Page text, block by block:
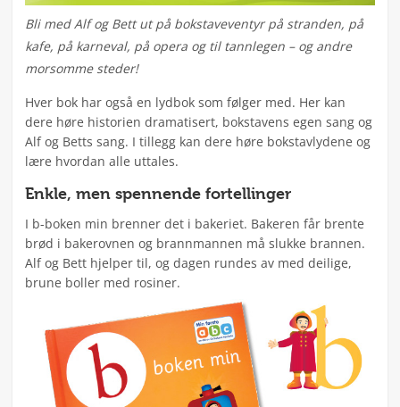
Bli med Alf og Bett ut på bokstaveventyr på stranden, på
kafe, på karneval, på opera og til tannlegen – og andre
morsomme steder!
Hver bok har også en lydbok som følger med. Her kan
dere høre historien dramatisert, bokstavens egen sang og
Alf og Betts sang. I tillegg kan dere høre bokstavlydene og
lære hvordan alle uttales.
Enkle, men spennende fortellinger
I b-boken min brenner det i bakeriet. Bakeren får brente
brød i bakerovnen og brannmannen må slukke brannen.
Alf og Bett hjelper til, og dagen rundes av med deilige,
brune boller med rosiner.